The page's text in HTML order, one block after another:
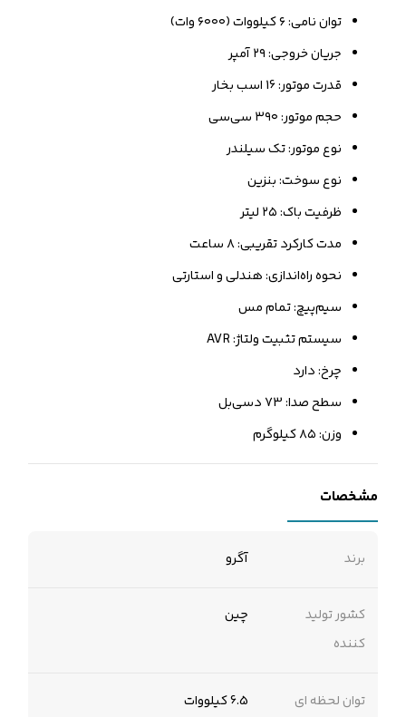
توان نامی: ۶ کیلووات (۶۰۰۰ وات)
جریان خروجی: ۲۹ آمپر
قدرت موتور: 16 اسب بخار
حجم موتور: ۳۹۰ سی‌سی
نوع موتور: تک سیلندر
نوع سوخت: بنزین
ظرفیت باک: ۲۵ لیتر
مدت کارکرد تقریبی: ۸ ساعت
نحوه راه‌اندازی: هندلی و استارتی
سیم‌پیچ: تمام مس
سیستم تثبیت ولتاژ: AVR
چرخ: دارد
سطح صدا: 73 دسی‌بل
وزن: ۸۵ کیلوگرم
مشخصات
برند آگرو
کشور تولید
کننده
چین
توان لحظه ای 6.5 کیلووات